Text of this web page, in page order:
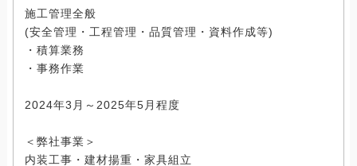
施工管理全般
(安全管理・工程管理・品質管理・資料作成等)
・積算業務
・事務作業
2024年3月～2025年5月程度
＜弊社事業＞
内装工事・建材揚重・家具組立